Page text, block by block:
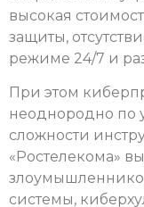
высокая
защиты,
режиме 24/7 и
При этом
неоднородно по
сложности
«Ростелекома»
системы,